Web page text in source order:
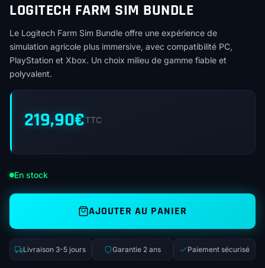
LOGITECH FARM SIM BUNDLE
Le Logitech Farm Sim Bundle offre une expérience de
simulation agricole plus immersive, avec compatibilité PC,
PlayStation et Xbox. Un choix milieu de gamme fiable et
polyvalent.
219,90€TTC
En stock
AJOUTER AU PANIER
Livraison 3-5 jours Garantie 2 ans Paiement sécurisé